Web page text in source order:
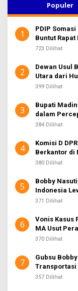
n
u
k
Populer
1
PDIP Somasi
Buntut
723 Dilihat
2
Dewan Usul
Utara dari
399 Dilihat
3
Bupati
dalam
384 Dilihat
4
Komisi D
Berkantor di
380 Dilihat
5
Bobby
Indonesia
371 Dilihat
6
Vonis Kasus
MA Usut
370 Dilihat
7
Gubsu
Transportasi
Asal Nias
357 Dilihat